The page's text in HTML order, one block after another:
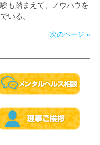
も踏まえて、ノウハウを
いる。
次のページ »